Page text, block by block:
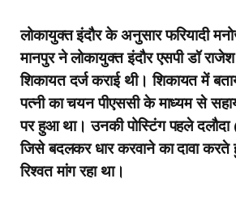
लोकायुक्त इंदौर के अनुसार फरियादी
मानपुर ने लोकायुक्त इंदौर एसपी डॉ
शिकायत दर्ज कराई थी। शिकायत में
पत्नी का चयन पीएससी के माध्यम से
पर हुआ था। उनकी पोस्टिंग पहले
जिसे बदलकर धार करवाने का दावा करते
रिश्वत मांग रहा था।